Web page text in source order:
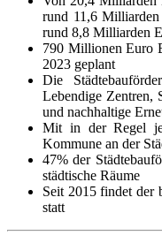
rund 11,6
rund 8,8 Milliarden
790 Millionen Euro
2023 geplant
Die
Lebendige Zentren,
und nachhaltige
Mit in der Regel
Kommune an der
47% der
städtische Räume
Seit 2015 findet der
statt